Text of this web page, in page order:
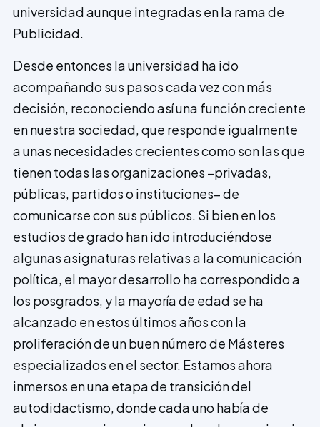
universidad aunque integradas en la rama de
Publicidad.
Desde entonces la universidad ha ido
acompañando sus pasos cada vez con más
decisión, reconociendo así una función creciente
en nuestra sociedad, que responde igualmente
a unas necesidades crecientes como son las que
tienen todas las organizaciones –privadas,
públicas, partidos o instituciones– de
comunicarse con sus públicos. Si bien en los
estudios de grado han ido introduciéndose
algunas asignaturas relativas a la comunicación
política, el mayor desarrollo ha correspondido a
los posgrados, y la ma­yoría de edad se ha
alcanzado en estos últimos años con la
proliferación de un buen número de Másteres
especializados en el sector. Estamos ahora
inmersos en una etapa de transición del
autodidactismo, donde cada uno había de